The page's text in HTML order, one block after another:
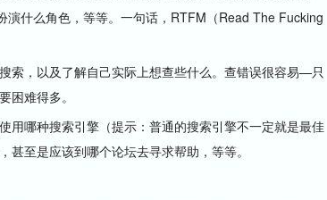
演什么角色，等等。一句话，RTFM（Read The Fucking
，以及了解自己实际上想查些什么。查错误很容易—只
难得多。
哪种搜索引擎（提示：普通的搜索引擎不一定就是最佳
至是应该到哪个论坛去寻求帮助，等等。